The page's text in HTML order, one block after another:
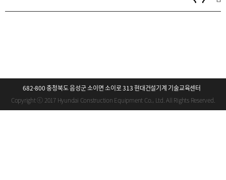
682-800 충청북도 음성군 소이면 소이로 313 현대건설기계 기술교육센터
Copyright ⓒ 2017 Hyundai Construction Equipment Co., Ltd. All Rights Reserved.